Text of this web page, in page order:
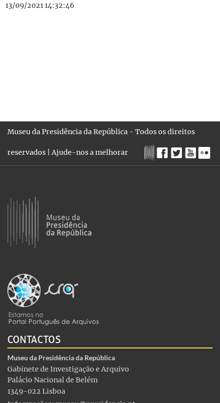
13/09/2021 14:32:46
Museu da Presidência da República - Todos os direitos
reservados |Ajude-nos a melhorar
CONTACTOS
Museu da Presidência da República
Gabinete de Investigação e Arquivo
Palácio Nacional de Belém
1349-022 Lisboa